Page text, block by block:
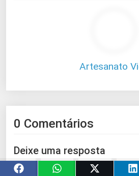
Artesanato
0 Comentários
Deixe uma resposta